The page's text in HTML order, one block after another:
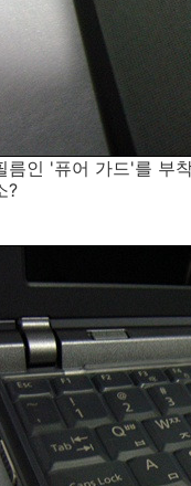
름인 '퓨어 가드'를 부
?